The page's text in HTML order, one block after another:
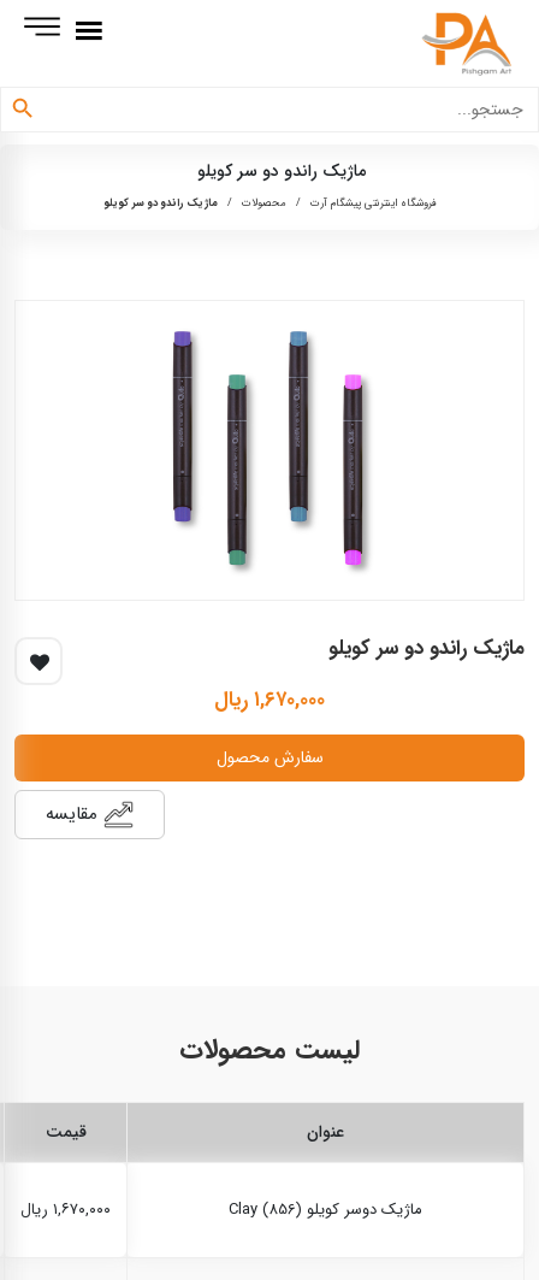
برای:
دکمه جستجو
ماژیک راندو دو سر کویلو
فروشگاه اینترنتی پیشگام آرت / محصولات / ماژیک راندو دو سر کویلو
ماژیک راندو دو سر کویلو
۱,۶۷۰,۰۰۰ ریال
سفارش محصول
مقایسه
لیست محصولات
عنوان قیمت
ماژیک دوسر کویلو Clay (856) ۱,۶۷۰,۰۰۰ ریال